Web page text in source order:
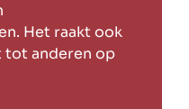
Het raakt ook
tot anderen op